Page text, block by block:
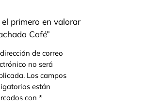
el primero en valorar
Café”
de correo
no será
Los campos
están
con *